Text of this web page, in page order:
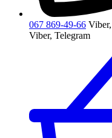
067 869-49-66
Viber, Telegram